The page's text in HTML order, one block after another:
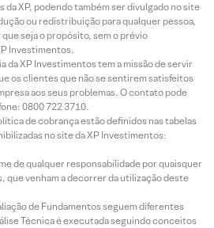
XP, podendo também ser divulgado no site
ou redistribuição para qualquer pessoa,
seja o propósito, sem o prévio
Investimentos.
da XP Investimentos tem a missão de servir
os clientes que não se sentirem satisfeitos
aos seus problemas. O contato pode
0800 722 3710.
de cobrança estão definidos nas tabelas
no site da XP Investimentos:
de qualquer responsabilidade por quaisquer
venham a decorrer da utilização deste
de Fundamentos seguem diferentes
Técnica é executada seguindo conceitos